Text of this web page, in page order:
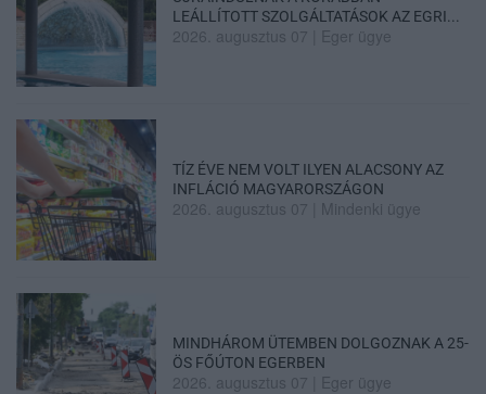
LEÁLLÍTOTT SZOLGÁLTATÁSOK AZ EGRI...
2026. augusztus 07 Eger ügye
TÍZ ÉVE NEM VOLT ILYEN ALACSONY AZ
INFLÁCIÓ MAGYARORSZÁGON
2026. augusztus 07 Mindenki ügye
MINDHÁROM ÜTEMBEN DOLGOZNAK A 25-
ÖS FŐÚTON EGERBEN
2026. augusztus 07 Eger ügye